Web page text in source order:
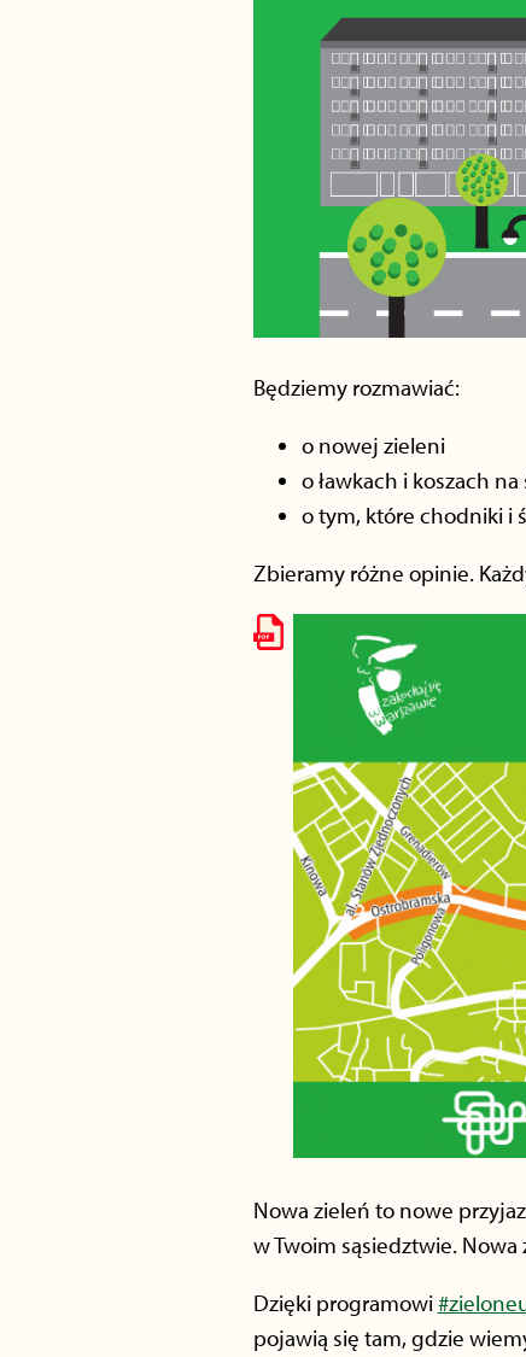
Będziemy rozmawiać:
o nowej zieleni
o ławkach i koszach
o tym, które chodniki i
Zbieramy różne opinie.
Nowa zieleń to nowe
w Twoim sąsiedztwie.
Dzięki programowi
pojawią się tam, gdzie